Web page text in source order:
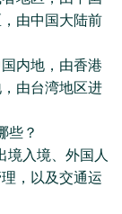
由中国大陆前
内地，由香港
由台湾地区进
些？
入境、外国人
，以及交通运